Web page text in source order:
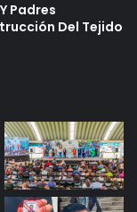
Padres
Del Tejido